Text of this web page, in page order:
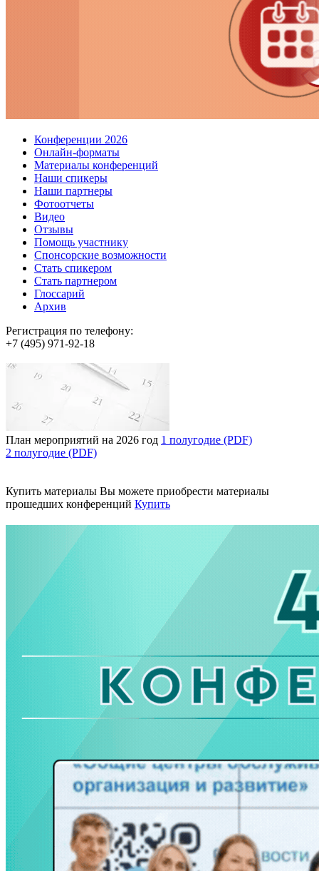
Конференции 2026
Онлайн-форматы
Материалы конференций
Наши спикеры
Наши партнеры
Фотоотчеты
Видео
Отзывы
Помощь участнику
Спонсорские возможности
Стать спикером
Стать партнером
Глоссарий
Архив
Регистрация по телефону:
+7 (495) 971-92-18
План мероприятий на 2026 год 1 полугодие (PDF)
2 полугодие (PDF)
Купить материалы Вы можете приобрести материалы
прошедших конференций Купить